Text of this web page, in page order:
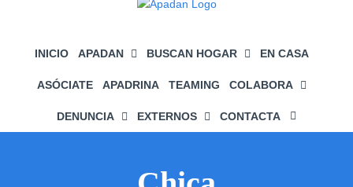
INICIO APADAN BUSCAN HOGAR EN CASA
ASÓCIATE APADRINA TEAMING COLABORA
DENUNCIA EXTERNOS CONTACTA